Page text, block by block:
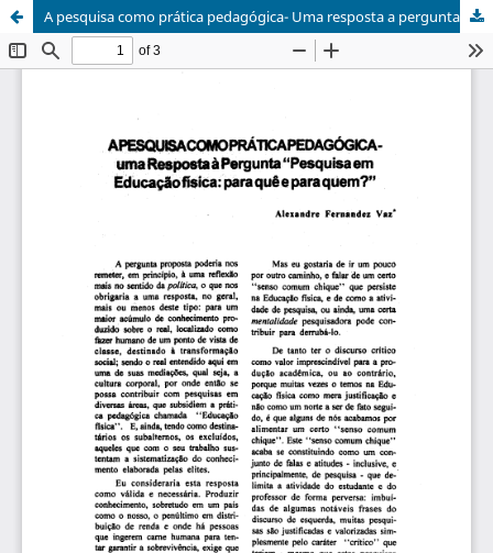
A pesquisa como prática pedagógica- Uma resposta a pergunta: "Pesquisa em Educação Física para que e para quem?"